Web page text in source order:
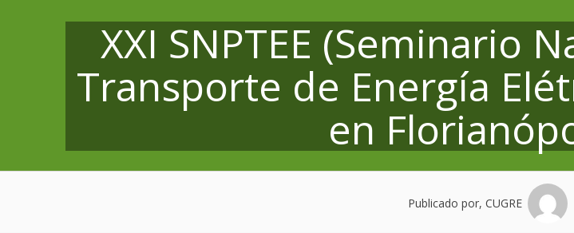
XXI SNPTEE (Seminario
Transporte de Energía
en
Publicado por, CUGRE